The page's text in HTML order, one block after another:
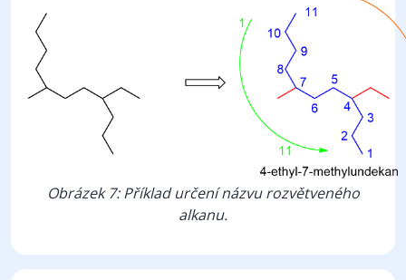
Obrázek 7: Příklad určení názvu rozvětveného
alkanu.